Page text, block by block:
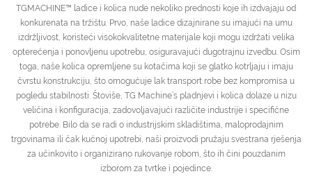
TGMACHINE™ ladice i kolica nude nekoliko prednosti koje ih izdvajaju od
konkurenata na tržištu. Prvo, naše ladice dizajnirane su imajući na umu
izdržljivost, koristeći visokokvalitetne materijale koji mogu izdržati velika
opterećenja i ponovljenu upotrebu, osiguravajući dugotrajnu izvedbu. Osim
toga, naše kolica opremljene su kotačima koji se glatko kotrljaju i imaju
čvrstu konstrukciju, što omogućuje lak transport robe bez kompromisa u
pogledu stabilnosti. Štoviše, TG Machine’s pladnjevi i kolica dolaze u nizu
veličina i konfiguracija, zadovoljavajući različite industrije i specifične
potrebe. Bilo da se radi o industrijskim skladištima, maloprodajnim
trgovinama ili čak kućnoj upotrebi, naši proizvodi pružaju svestrana rješenja
za učinkovito i organizirano rukovanje robom, što ih čini pouzdanim
izborom za tvrtke i pojedince.